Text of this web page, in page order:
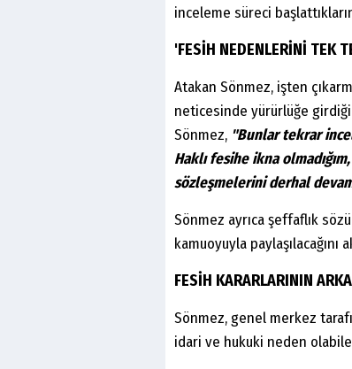
inceleme süreci
'FESİH NEDENLERİNİ TEK
Atakan Sönmez, işten
neticesinde yürürlüğe
Sönmez, "Bunlar tekrar
Haklı fesihe ikna
sözleşmelerini derhal
Sönmez ayrıca şeffaflık
kamuoyuyla paylaşılacağını
FESİH KARARLARININ
Sönmez, genel merkez
idari ve hukuki neden